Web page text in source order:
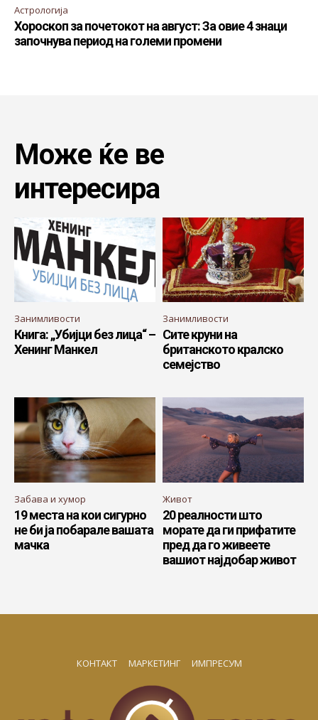
Астрологија
Хороскоп за почетокот на август: За овие 4 знаци
започнува период на големи промени
Може ќе ве
интересира
Занимливости
Книга: „Убијци без лица“ –
Хенинг Манкел
Занимливости
Сите круни на
британското кралско
семејство
Забава и хумор
19 места на кои сигурно
не би ја побарале вашата
мачка
Живот
20 реалности што
морате да ги прифатите
пред да го живеете
вашиот најдобар живот
КОНТАКТ МАРКЕТИНГ ИМПРЕСУМ